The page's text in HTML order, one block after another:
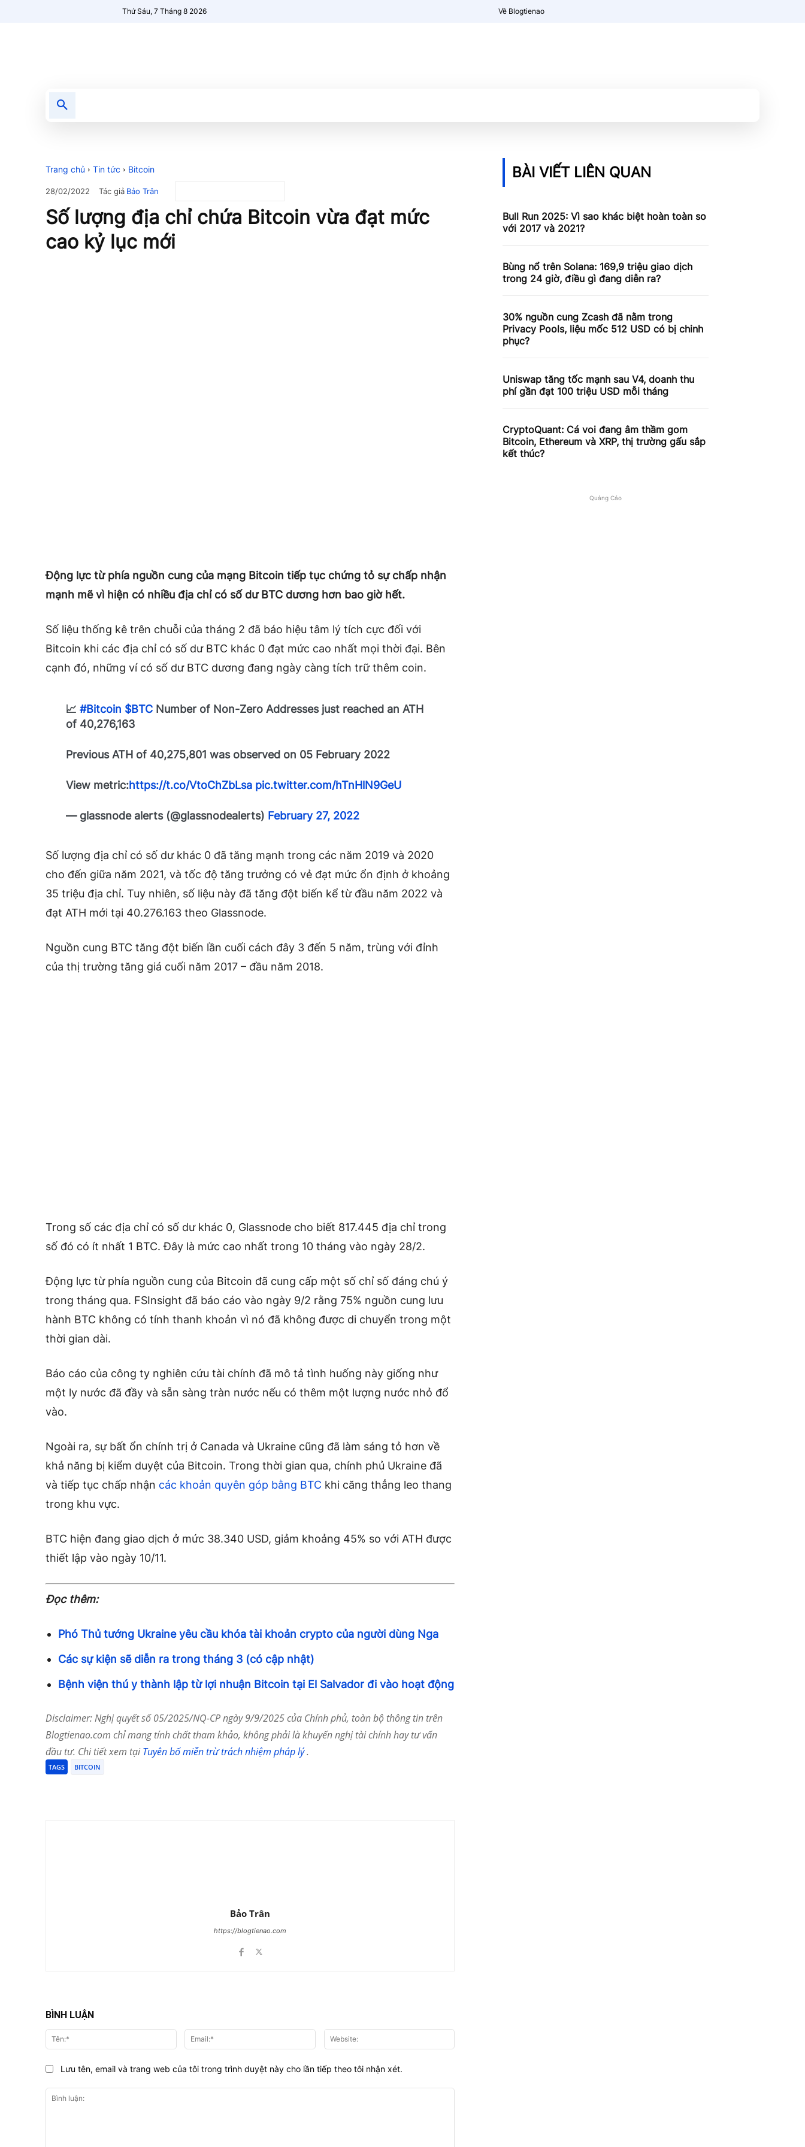
Thứ Sáu, 7 Tháng 8 2026 Về Blogtienao
Trang chủ Tin tức Bitcoin
28/02/2022 Tác giả Bảo Trân
Số lượng địa chỉ chứa Bitcoin vừa đạt mức
cao kỷ lục mới
Động lực từ phía nguồn cung của mạng Bitcoin tiếp tục chứng tỏ sự chấp nhận
mạnh mẽ vì hiện có nhiều địa chỉ có số dư BTC dương hơn bao giờ hết.
Số liệu thống kê trên chuỗi của tháng 2 đã báo hiệu tâm lý tích cực đối với
Bitcoin khi các địa chỉ có số dư BTC khác 0 đạt mức cao nhất mọi thời đại. Bên
cạnh đó, những ví có số dư BTC dương đang ngày càng tích trữ thêm coin.
📈#Bitcoin $BTC Number of Non-Zero Addresses just reached an ATH
of 40,276,163
Previous ATH of 40,275,801 was observed on 05 February 2022
View metric:https://t.co/VtoChZbLsa pic.twitter.com/hTnHlN9GeU
— glassnode alerts (@glassnodealerts) February 27, 2022
Số lượng địa chỉ có số dư khác 0 đã tăng mạnh trong các năm 2019 và 2020
cho đến giữa năm 2021, và tốc độ tăng trưởng có vẻ đạt mức ổn định ở khoảng
35 triệu địa chỉ. Tuy nhiên, số liệu này đã tăng đột biến kể từ đầu năm 2022 và
đạt ATH mới tại 40.276.163 theo Glassnode.
Nguồn cung BTC tăng đột biến lần cuối cách đây 3 đến 5 năm, trùng với đỉnh
của thị trường tăng giá cuối năm 2017 – đầu năm 2018.
Trong số các địa chỉ có số dư khác 0, Glassnode cho biết 817.445 địa chỉ trong
số đó có ít nhất 1 BTC. Đây là mức cao nhất trong 10 tháng vào ngày 28/2.
Động lực từ phía nguồn cung của Bitcoin đã cung cấp một số chỉ số đáng chú ý
trong tháng qua. FSInsight đã báo cáo vào ngày 9/2 rằng 75% nguồn cung lưu
hành BTC không có tính thanh khoản vì nó đã không được di chuyển trong một
thời gian dài.
Báo cáo của công ty nghiên cứu tài chính đã mô tả tình huống này giống như
một ly nước đã đầy và sẵn sàng tràn nước nếu có thêm một lượng nước nhỏ đổ
vào.
Ngoài ra, sự bất ổn chính trị ở Canada và Ukraine cũng đã làm sáng tỏ hơn về
khả năng bị kiểm duyệt của Bitcoin. Trong thời gian qua, chính phủ Ukraine đã
và tiếp tục chấp nhận các khoản quyên góp bằng BTC khi căng thẳng leo thang
trong khu vực.
BTC hiện đang giao dịch ở mức 38.340 USD, giảm khoảng 45% so với ATH được
thiết lập vào ngày 10/11.
Đọc thêm:
Phó Thủ tướng Ukraine yêu cầu khóa tài khoản crypto của người dùng Nga
Các sự kiện sẽ diễn ra trong tháng 3 (có cập nhật)
Bệnh viện thú y thành lập từ lợi nhuận Bitcoin tại El Salvador đi vào hoạt động
Disclaimer: Nghị quyết số 05/2025/NQ-CP ngày 9/9/2025 của Chính phủ, toàn bộ thông tin trên
Blogtienao.com chỉ mang tính chất tham khảo, không phải là khuyến nghị tài chính hay tư vấn
đầu tư. Chi tiết xem tạiTuyên bố miễn trừ trách nhiệm pháp lý.
TAGS BITCOIN
Bảo Trân
https://blogtienao.com
BÌNH LUẬN
Tên:* Email:*
Lưu tên, email và trang web của tôi trong trình duyệt này cho lần tiếp theo tôi nhận xét.
BÀI VIẾT LIÊN QUAN
Bull Run 2025: Vì sao khác biệt hoàn toàn so
với 2017 và 2021?
Bùng nổ trên Solana: 169,9 triệu giao dịch
trong 24 giờ, điều gì đang diễn ra?
30% nguồn cung Zcash đã nằm trong
Privacy Pools, liệu mốc 512 USD có bị chinh
phục?
Uniswap tăng tốc mạnh sau V4, doanh thu
phí gần đạt 100 triệu USD mỗi tháng
CryptoQuant: Cá voi đang âm thầm gom
Bitcoin, Ethereum và XRP, thị trường gấu sắp
kết thúc?
Quảng Cáo